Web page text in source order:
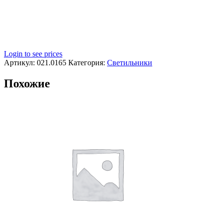
Login to see prices
Артикул: 021.0165 Категория: Светильники
Похожие